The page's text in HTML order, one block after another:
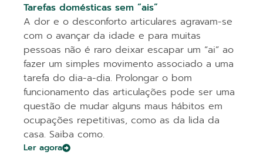
Tarefas domésticas sem “ais”
A dor e o desconforto articulares agravam-se
com o avançar da idade e para muitas
pessoas não é raro deixar escapar um “ai” ao
fazer um simples movimento associado a uma
tarefa do dia-a-dia. Prolongar o bom
funcionamento das articulações pode ser uma
questão de mudar alguns maus hábitos em
ocupações repetitivas, como as da lida da
casa. Saiba como.
Ler agora